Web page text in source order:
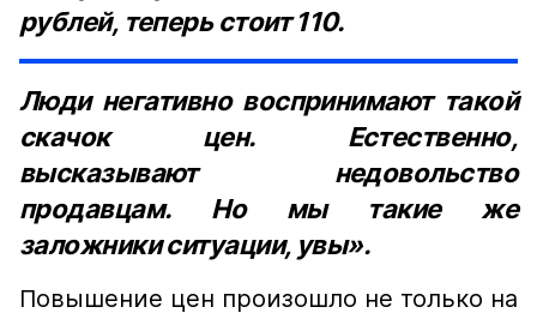
рублей, теперь стоит 110.
Люди негативно воспринимают такой
скачок цен. Естественно,
высказывают недовольство
продавцам. Но мы такие же
заложники ситуации, увы».
Повышение цен произошло не только на